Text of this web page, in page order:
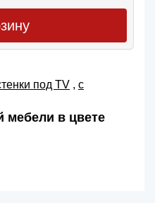
под TV , с
в цвете